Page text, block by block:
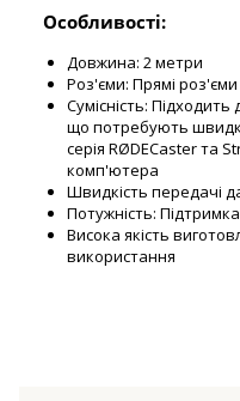
Особливості:
Довжина: 2 метри
Роз'єми: Прямі роз'єми
Сумісність:
що потребують
серія RØDECaster та
комп'ютера
Швидкість передачі
Потужність:
Висока якість
використання